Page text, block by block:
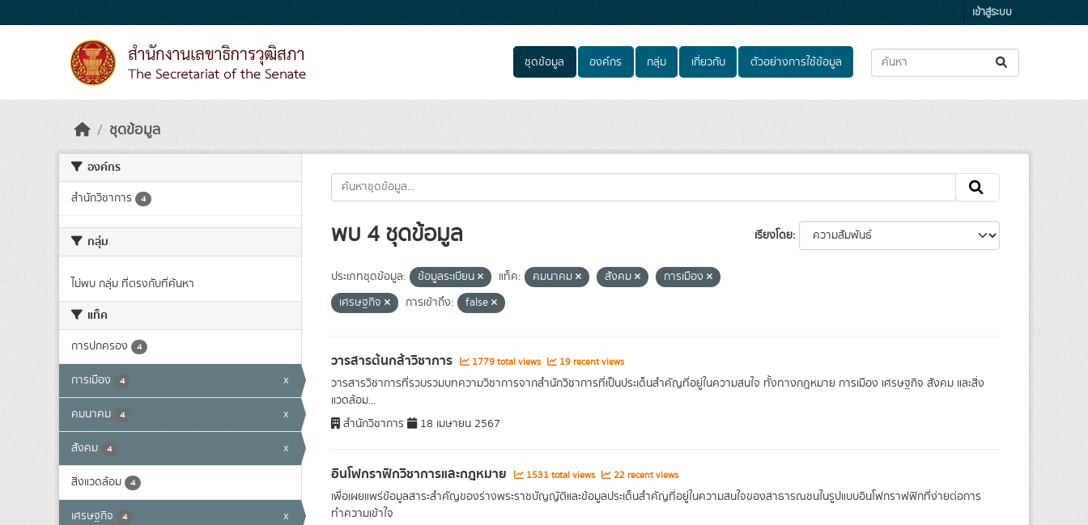
เข้าสู่ระบบ
ชุดข้อมูล องค์กร กลุ่ม เกี่ยวกับ ตัวอย่างการใช้ข้อมูล
ชุดข้อมูล
องค์กร
สำนักวิชาการ 4
กลุ่ม
ไม่พบ กลุ่ม ที่ตรงกับที่ค้นหา
แท็ค
การปกครอง 4
การเมือง 4 x
คมนาคม 4 x
สังคม 4 x
สิ่งแวดล้อม 4
เศรษฐกิจ 4 x
เรียงโดย
พบ 4 ชุดข้อมูล
ประเภทชุดข้อมูล: ข้อมูลระเบียน แท็ค: คมนาคม สังคม
การเมือง
เศรษฐกิจ
การเข้าถึง: false
วารสารต้นกล้าวิชาการ 1779 total views 19 recent views
วารสารวิชาการที่รวบรวมบทความวิชาการจากสำนักวิชาการที่เป็นประเด็นสำคัญที่อยู่ในความสนใจ ทั้งทางกฎหมาย การเมือง เศรษฐกิจ สังคม และสิ่ง
แวดล้อม...
สำนักวิชาการ
18 เมษายน 2567
อินโฟกราฟิกวิชาการและกฎหมาย 1531 total views 22 recent views
เพื่อเผยแพร่ข้อมูลสาระสำคัญของร่างพระราชบัญญัติและข้อมูลประเด็นสำคัญที่อยู่ในความสนใจของสาธารณชนในรูปแบบอินโฟกราฟฟิกที่ง่ายต่อการ
ทำความเข้าใจ